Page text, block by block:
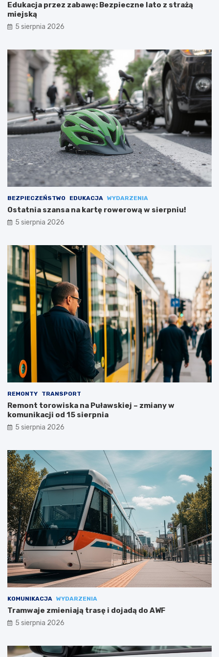
Edukacja przez zabawę: Bezpieczne lato z strażą
miejską
5 sierpnia 2026
BEZPIECZEŃSTWO EDUKACJA WYDARZENIA
Ostatnia szansa na kartę rowerową w sierpniu!
5 sierpnia 2026
REMONTY TRANSPORT
Remont torowiska na Puławskiej – zmiany w
komunikacji od 15 sierpnia
5 sierpnia 2026
KOMUNIKACJA WYDARZENIA
Tramwaje zmieniają trasę i dojadą do AWF
5 sierpnia 2026